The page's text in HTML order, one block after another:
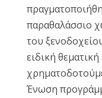
παραθαλάσσιο
του
ειδική
Ένωση